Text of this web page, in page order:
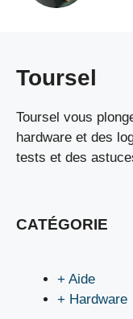
Toursel
Toursel vous
hardware et des
tests et des
CATÉGORIE
+ Aide
+ Hardware